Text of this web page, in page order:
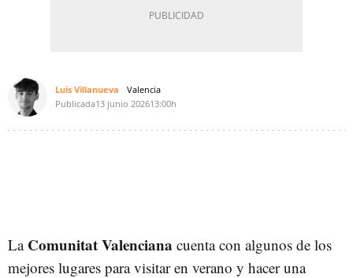
Luis Villanueva
Valencia
Publicada13 junio 202613:00h
La Comunitat Valenciana cuenta con algunos de los
mejores lugares para visitar en verano y hacer una